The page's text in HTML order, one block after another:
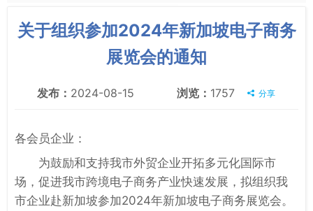
关于组织参加2024年新加坡电子商务
展览会的通知
发布： 2024-08-15 浏览： 1757 分享
各会员企业：
为鼓励和支持我市外贸企业开拓多元化国际市
场，促进我市跨境电子商务产业快速发展，拟组织我
市企业赴新加坡参加2024年新加坡电子商务展览会。